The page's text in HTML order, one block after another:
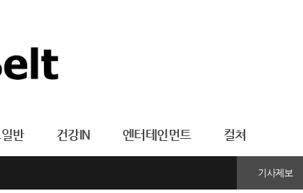
반 건강IN 엔터테인먼트 컬쳐
기사제보